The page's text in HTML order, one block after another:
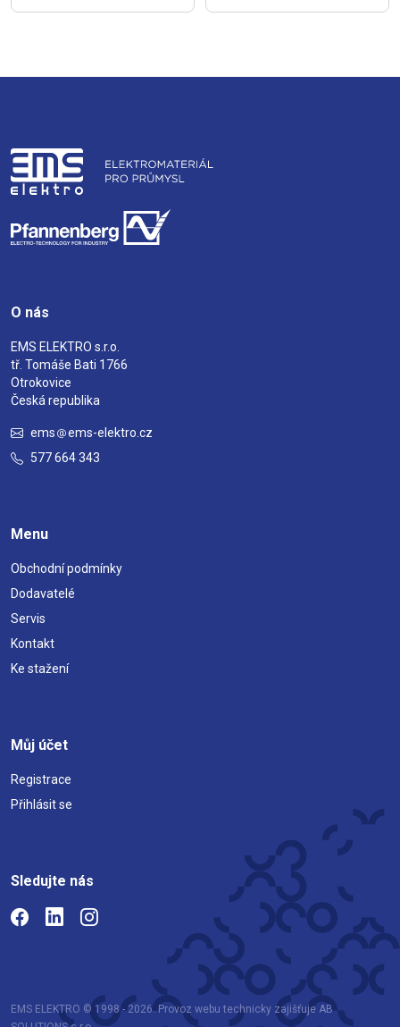
O nás
EMS ELEKTRO s.r.o.
tř. Tomáše Bati 1766
Otrokovice
Česká republika
ems
ems-elektro.cz
577 664 343
Menu
Obchodní podmínky
Dodavatelé
Servis
Kontakt
Ke stažení
Můj účet
Registrace
Přihlásit se
Sledujte nás
EMS ELEKTRO © 1998 - 2026. Provoz webu technicky zajišťuje AB